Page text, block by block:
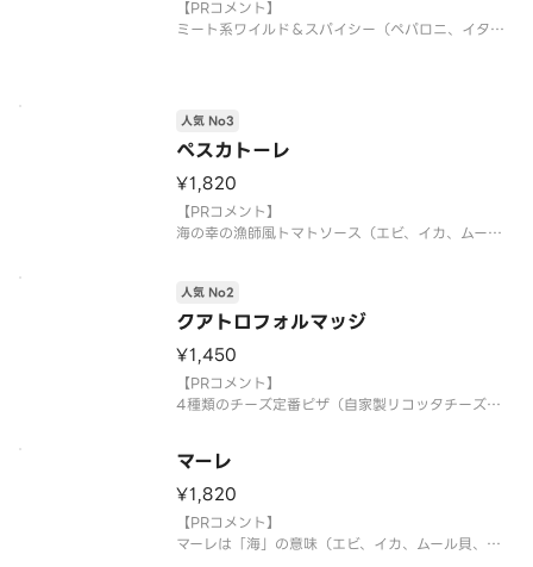
こだわりの食材に厳選チーズ！
本場イタリアの味をお届けいたします！
【PRコメント】
ミート系ワイルド＆スパイシー（ペパロニ、イタリ
ナポリNo.2の小麦粉カプートサッコロッソと天然酵
母、シチリアの塩で作るピザ！
こだわりの食材に厳選チーズ！
本場イタリアの味をお届けいたし
ペスカトーレ
人気 No3
¥1,820
【PRコメント】
海の幸の漁師風トマトソース（エビ、イカ、ムール
【お店PR】
ナポリNo.3の小麦粉カプートサッコロッソと天然酵
こだわりの食材に厳選チーズ！
本場イタリアの味をお届けいたします！
クアトロフォルマッジ
人気 No2
¥1,450
【PRコメント】
4種類のチーズ定番ピザ（自家製リコッタチーズ、
【お店PR】
ナポリNo.4の小麦粉カプートサッコロッソと天然酵
母、シチリアの塩で作るピザ！
こだわりの食材に厳選チーズ！
本場イタリアの味をお
マーレ
¥1,820
【PRコメント】
マーレは「海」の意味（エビ、イカ、ムール貝、ア